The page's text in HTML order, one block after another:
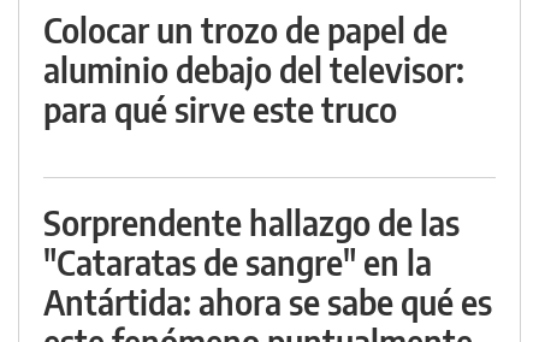
Colocar un trozo de papel de
aluminio debajo del televisor:
para qué sirve este truco
Sorprendente hallazgo de las
"Cataratas de sangre" en la
Antártida: ahora se sabe qué es